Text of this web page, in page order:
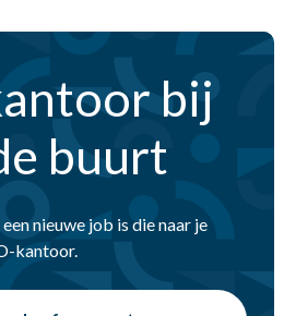
bij
buurt
nieuwe job is die naar je
kantoor.